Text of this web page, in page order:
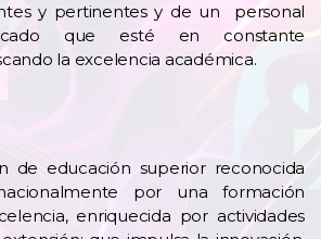
y pertinentes y de un personal
que esté en constante
la excelencia académica.
de educación superior reconocida
por una formación
enriquecida por actividades